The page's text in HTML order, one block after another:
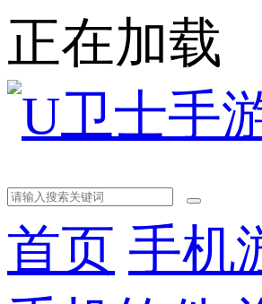
正在加载
首页 手机